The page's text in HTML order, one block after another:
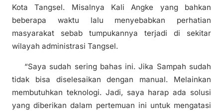
Kota Tangsel. Misalnya Kali Angke yang bahkan
beberapa waktu lalu menyebabkan perhatian
masyarakat sebab tumpukannya terjadi di sekitar
wilayah administrasi Tangsel.
“Saya sudah sering bahas ini. Jika Sampah sudah
tidak bisa diselesaikan dengan manual. Melainkan
membutuhkan teknologi. Jadi, saya harap ada solusi
yang diberikan dalam pertemuan ini untuk mengatasi